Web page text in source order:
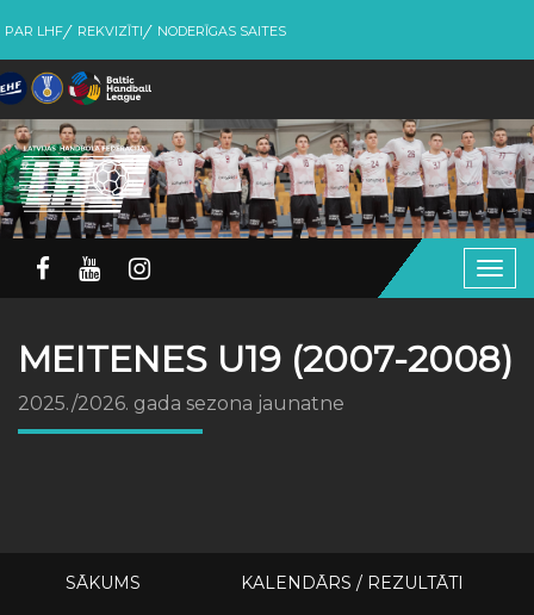
PAR LHF REKVIZĪTI NODERĪGAS SAITES
MEITENES U19 (2007-2008)
2025./2026. gada sezona jaunatne
SĀKUMS KALENDĀRS / REZULTĀTI